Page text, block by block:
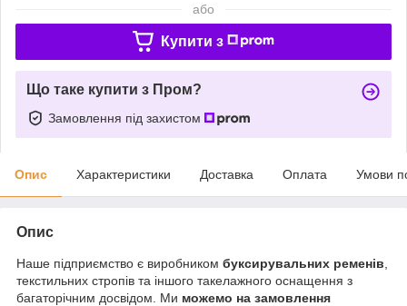
або
Купити з
Що таке купити з Пром?
Замовлення під захистом
Опис Характеристики Доставка Оплата Умови
Опис
Наше підприємство є виробником буксирувальних ременів
текстильних стропів та іншого такелажного оснащення з
багаторічним досвідом. Ми можемо на замовлення